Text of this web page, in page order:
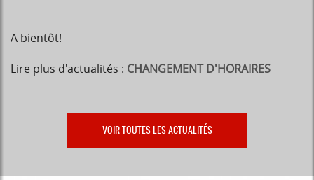
A bientôt!
Lire plus d'actualités : CHANGEMENT D'HORAIRES
VOIR TOUTES LES ACTUALITÉS